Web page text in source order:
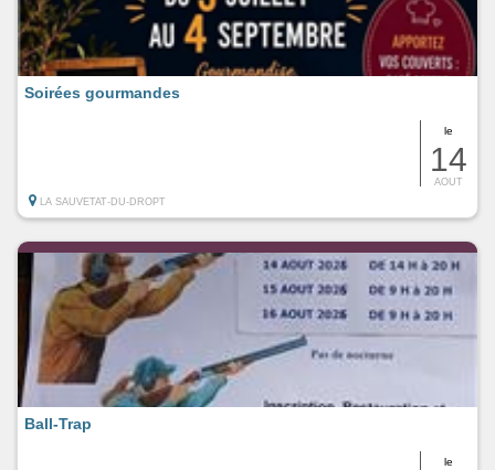
le
14
AOUT
Soirées gourmandes
LA SAUVETAT-DU-DROPT
le
Ball-Trap